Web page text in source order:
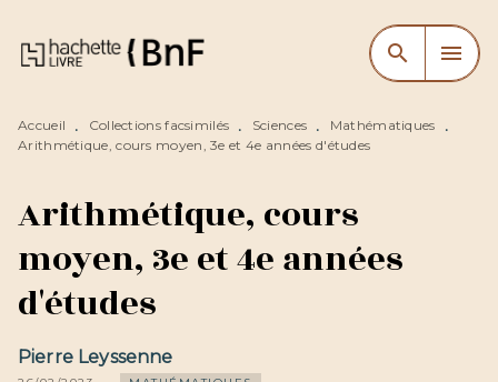
MENU RECHERCHE
CONTENU
search menu
Accueil • Collections facsimilés • Sciences • Mathématiques
•
Arithmétique, cours moyen, 3e et 4e années d'études
Arithmétique, cours
moyen, 3e et 4e années
d'études
Pierre Leyssenne